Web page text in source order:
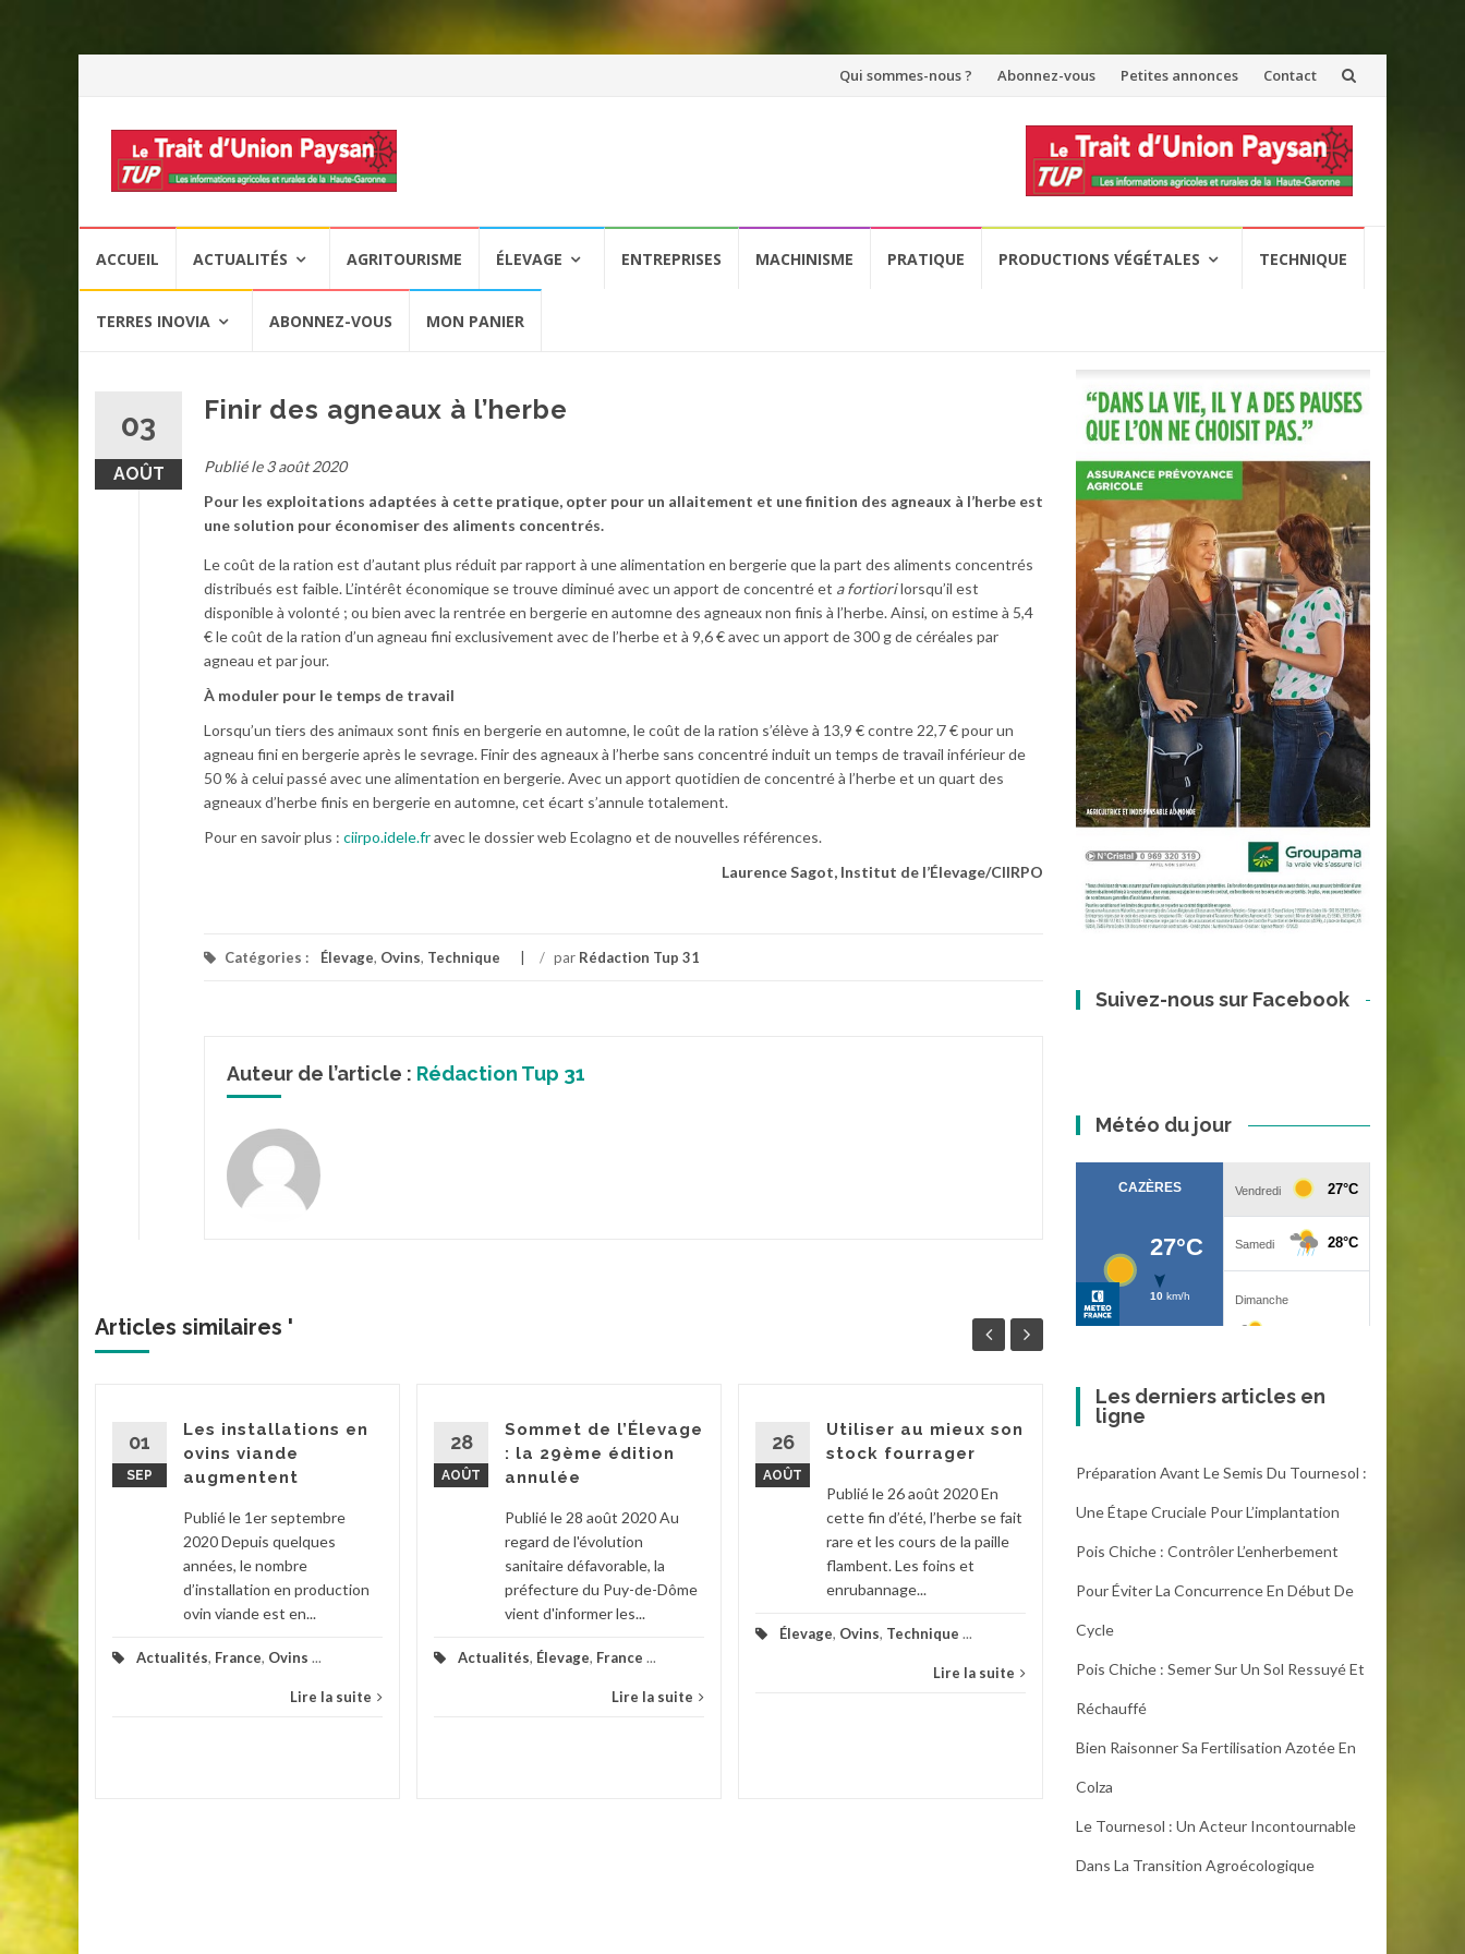
Aller
Qui sommes-nous ? Abonnez-vous Petites annonces Contact
contenu
ACCUEIL ACTUALITÉS AGRITOURISME ÉLEVAGE ENTREPRISES MACHINISME PRATIQUE PRODUCTIONS VÉGÉTALES TECHNIQUE
TERRES INOVIA ABONNEZ-VOUS MON PANIER
03
AOÛT
Finir des agneaux à l’herbe
Publié le 3 août 2020
Pour les exploitations adaptées à cette pratique, opter pour un allaitement et une finition des agneaux à l’herbe est
une solution pour économiser des aliments concentrés.
Le coût de la ration est d’autant plus réduit par rapport à une alimentation en bergerie que la part des aliments concentrés
distribués est faible. L’intérêt économique se trouve diminué avec un apport de concentré et a fortiorilorsqu’il est
disponible à volonté ; ou bien avec la rentrée en bergerie en automne des agneaux non finis à l’herbe. Ainsi, on estime à 5,4
€ le coût de la ration d’un agneau fini exclusivement avec de l’herbe et à 9,6 € avec un apport de 300 g de céréales par
agneau et par jour.
À moduler pour le temps de travail
Lorsqu’un tiers des animaux sont finis en bergerie en automne, le coût de la ration s’élève à 13,9 € contre 22,7 € pour un
agneau fini en bergerie après le sevrage. Finir des agneaux à l’herbe sans concentré induit un temps de travail inférieur de
50 % à celui passé avec une alimentation en bergerie. Avec un apport quotidien de concentré à l’herbe et un quart des
agneaux d’herbe finis en bergerie en automne, cet écart s’annule totalement.
Pour en savoir plus : ciirpo.idele.fravec le dossier web Ecolagno et de nouvelles références.
Laurence Sagot, Institut de l’Élevage/CIIRPO
Catégories : Élevage, Ovins, Technique / par Rédaction Tup 31
Auteur de l’article : Rédaction Tup 31
Articles similaires '
01
SEP
Les installations en
ovins viande
augmentent
Publié le 1er septembre
2020 Depuis quelques
années, le nombre
d’installation en production
ovin viande est en...
Actualités, France, Ovins ...
Lire la suite
28
AOÛT
Sommet de l’Élevage
: la 29ème édition
annulée
Publié le 28 août 2020 Au
regard de l'évolution
sanitaire défavorable, la
préfecture du Puy-de-Dôme
vient d'informer les...
Actualités, Élevage, France ...
Lire la suite
26
AOÛT
Utiliser au mieux son
stock fourrager
Publié le 26 août 2020 En
cette fin d’été, l’herbe se fait
rare et les cours de la paille
flambent. Les foins et
enrubannage...
Élevage, Ovins, Technique ...
Lire la suite
JUIL
pâturage des couverts
finition diminue le...
Élevage
Lire la suite
Suivez-nous sur Facebook
Météo du jour
Les derniers articles en
ligne
Préparation Avant Le Semis Du Tournesol :
Une Étape Cruciale Pour L’implantation
Pois Chiche : Contrôler L’enherbement
Pour Éviter La Concurrence En Début De
Cycle
Pois Chiche : Semer Sur Un Sol Ressuyé Et
Réchauffé
Bien Raisonner Sa Fertilisation Azotée En
Colza
Le Tournesol : Un Acteur Incontournable
Dans La Transition Agroécologique